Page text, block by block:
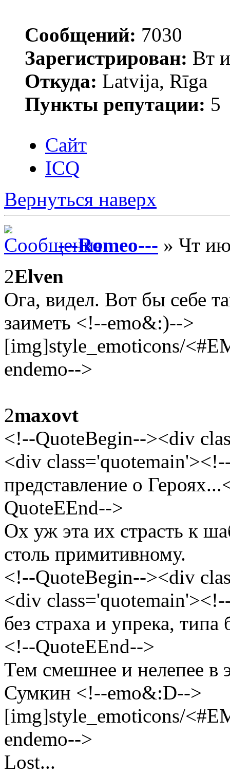
Сообщений: 7030
Зарегистрирован: Вт
Откуда: Latvija, Rīga
Пункты репутации: 5
Сайт
ICQ
Вернуться наверх
---Romeo--- » Чт
2Elven
Ога, видел. Вот бы себе
заиметь <!--emo&:)-->
[img]style_emoticons/
endemo-->
2maxovt
<!--QuoteBegin--><div
<div
представление о
QuoteEEnd-->
Ох уж эта их страсть к
столь примитивному.
<!--QuoteBegin--><div
<div
без страха и упрека,
<!--QuoteEEnd-->
Тем смешнее и нелепее в
Сумкин <!--emo&:D-->
[img]style_emoticons/
endemo-->
Lost...